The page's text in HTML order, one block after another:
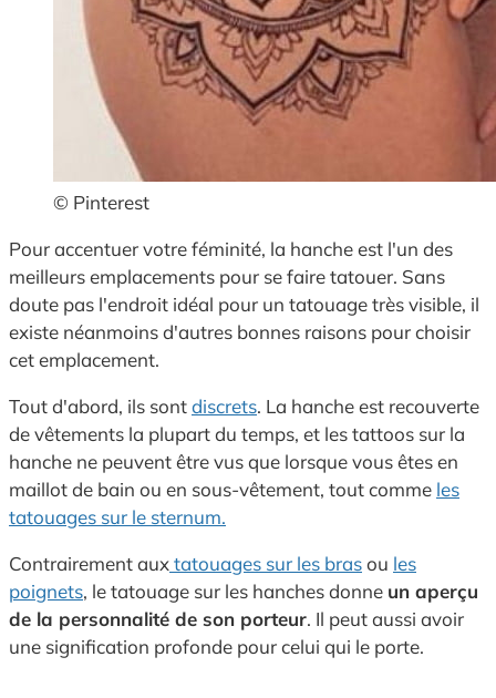
© Pinterest
Pour accentuer votre féminité, la hanche est l'un des
meilleurs emplacements pour se faire tatouer. Sans
doute pas l'endroit idéal pour un tatouage très visible, il
existe néanmoins d'autres bonnes raisons pour choisir
cet emplacement.
Tout d'abord, ils sontdiscrets. La hanche est recouverte
de vêtements la plupart du temps, et les tattoos sur la
hanche ne peuvent être vus que lorsque vous êtes en
maillot de bain ou en sous-vêtement, tout comme les
tatouages sur le sternum.
Contrairement auxtatouages sur les brasou les
poignets, le tatouage sur les hanches donne un aperçu
de la personnalité de son porteur. Il peut aussi avoir
une signification profonde pour celui qui le porte.